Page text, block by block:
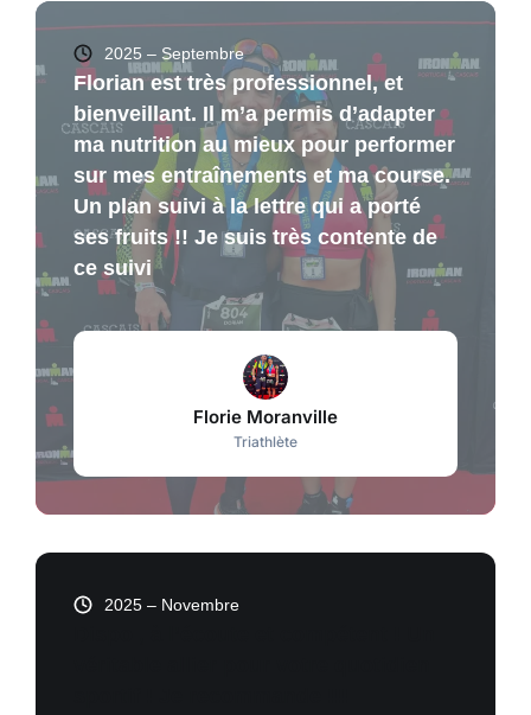
2025 – Septembre
Florian est très professionnel, et
bienveillant. Il m’a permis d’adapter
ma nutrition au mieux pour performer
sur mes entraînements et ma course.
Un plan suivi à la lettre qui a porté
ses fruits !! Je suis très contente de
ce suivi
Florie Moranville
Triathlète
2025 – Novembre